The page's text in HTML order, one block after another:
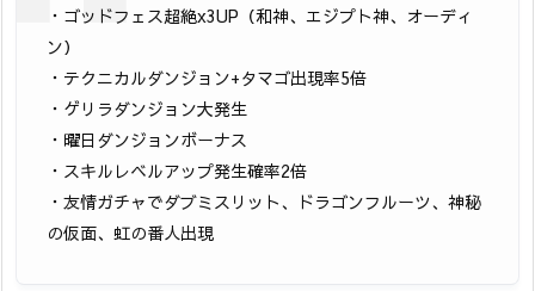
・ゴッドフェス超絶x3UP（和神、エジプト神、オーディ
ン）
・テクニカルダンジョン+タマゴ出現率5倍
・ゲリラダンジョン大発生
・曜日ダンジョンボーナス
・スキルレベルアップ発生確率2倍
・友情ガチャでダブミスリット、ドラゴンフルーツ、神秘
の仮面、虹の番人出現